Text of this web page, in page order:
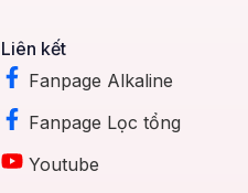
Liên kết
Fanpage Alkaline
Fanpage Lọc tổng
Youtube